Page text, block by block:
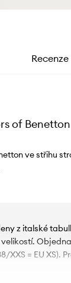
of Benetton
ve střihu
z italské
XXS = EU XS).